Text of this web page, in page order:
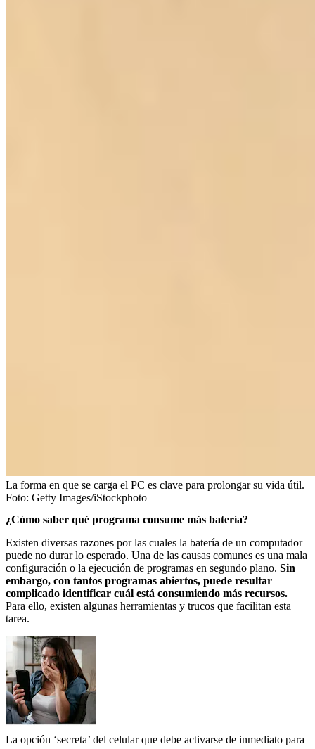
La forma en que se carga el PC es clave para prolongar su vida útil.
Foto: Getty Images/iStockphoto
¿Cómo saber qué programa consume más batería?
Existen diversas razones por las cuales la batería de un computador
puede no durar lo esperado. Una de las causas comunes es una mala
configuración o la ejecución de programas en segundo plano. Sin
embargo, con tantos programas abiertos, puede resultar
complicado identificar cuál está consumiendo más recursos.
Para ello, existen algunas herramientas y trucos que facilitan esta
tarea.
La opción ‘secreta’ del celular que debe activarse de inmediato para